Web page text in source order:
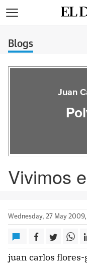
Blogs
Juan
Vivimos
Wednesday, 27 May
juan carlos